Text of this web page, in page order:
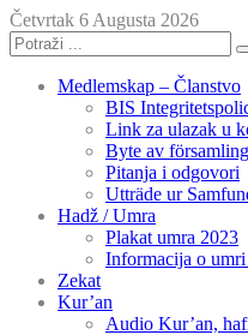
Četvrtak 6 Augusta 2026
Medlemskap – Članstvo
BIS
Link za ulazak u
Byte av
Pitanja i odgovori
Utträde ur
Hadž / Umra
Plakat umra 2023
Informacija o
Zekat
Kur’an
Audio Kur’an,